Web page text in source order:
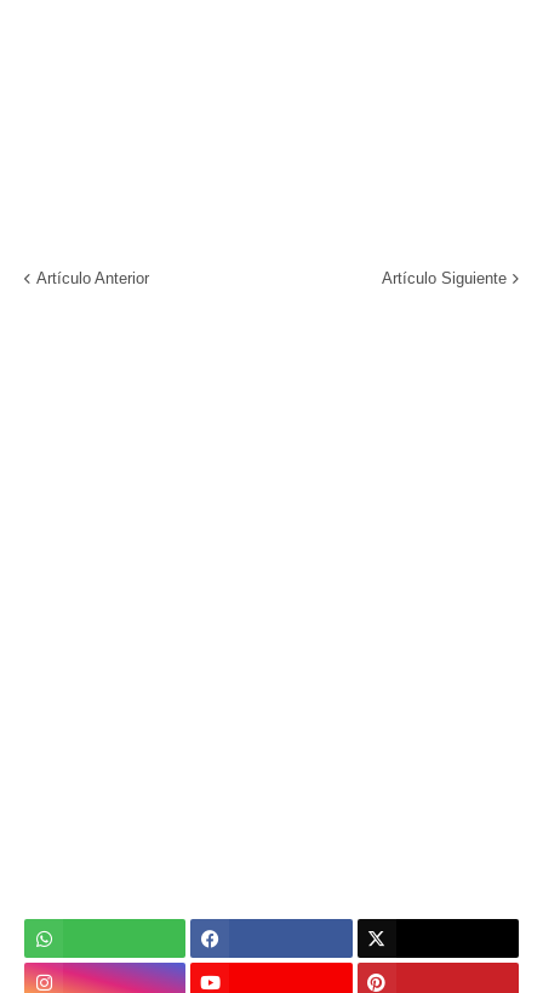
Artículo Anterior Artículo Siguiente